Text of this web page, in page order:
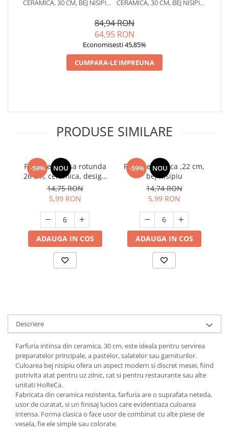
CERAMICA, 30 CM, BEJ NISIPIU,
CERAMICA, 30 CM, BEJ NISIPIU,
84,94 RON
64,95 RON
Economisesti 45,85%
CUMPARA-LE IMPREUNA
PRODUSE SIMILARE
-59% NOU
Farfurie intinsa rotunda
26 cm, ceramica, design
modern, rezistenta, usor
de curatat
14,75 RON
5,99 RON
ADAUGA IN COS
-59% NOU
Farfurie adanca ,22 cm,
bej nisipiu
14,74 RON
5,99 RON
ADAUGA IN COS
Descriere
Farfuria intinsa din ceramica, 30 cm, este ideala pentru servirea
preparatelor principale, a pastelor, salatelor sau garniturilor.
Culoarea bej nisipiu ofera un aspect modern si discret mesei, fiind
potrivita atat pentru uz zilnic, cat si pentru restaurante sau alte
unitati HoReCa.
Fabricata din ceramica rezistenta, farfuria are o suprafata neteda,
usor de curatat, si un finisaj lucios care evidentiaza culoarea
intensa. Forma clasica o face usor de combinat cu alte piese de
vesela, fie ele simple sau colorate.